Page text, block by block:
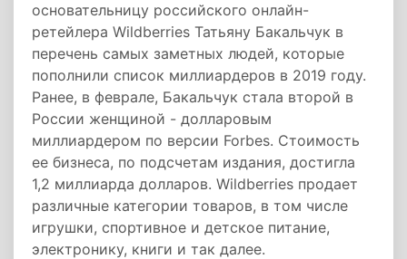
основательницу российского онлайн-
ретейлера Wildberries Татьяну Бакальчук в
перечень самых заметных людей, которые
пополнили список миллиардеров в 2019 году.
Ранее, в феврале, Бакальчук стала второй в
России женщиной - долларовым
миллиардером по версии Forbes. Стоимость
ее бизнеса, по подсчетам издания, достигла
1,2 миллиарда долларов. Wildberries продает
различные категории товаров, в том числе
игрушки, спортивное и детское питание,
электронику, книги и так далее.